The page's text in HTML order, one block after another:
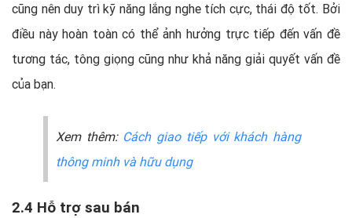
cũng nên duy trì kỹ năng lắng nghe tích cực, thái độ tốt. Bởi
điều này hoàn toàn có thể ảnh hưởng trực tiếp đến vấn đề
tương tác, tông giọng cũng như khả năng giải quyết vấn đề
của bạn.
Xem thêm: Cách giao tiếp với khách hàng
thông minh và hữu dụng
2.4 Hỗ trợ sau bán